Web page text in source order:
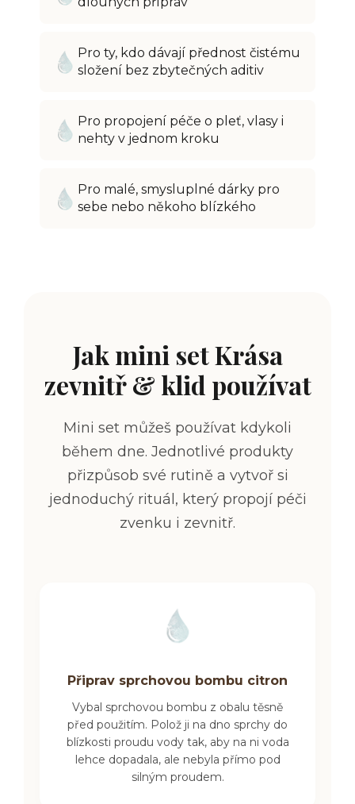
Pro ty, kdo dávají přednost čistému
složení bez zbytečných aditiv
Pro propojení péče o pleť, vlasy i
nehty v jednom kroku
Pro malé, smysluplné dárky pro
sebe nebo někoho blízkého
Jak mini set Krása
zevnitř & klid používat
Mini set můžeš používat kdykoli
během dne. Jednotlivé produkty
přizpůsob své rutině a vytvoř si
jednoduchý rituál, který propojí péči
zvenku i zevnitř.
Připrav sprchovou bombu citron
Vybal sprchovou bombu z obalu těsně
před použitím. Polož ji na dno sprchy do
blízkosti proudu vody tak, aby na ni voda
lehce dopadala, ale nebyla přímo pod
silným proudem.